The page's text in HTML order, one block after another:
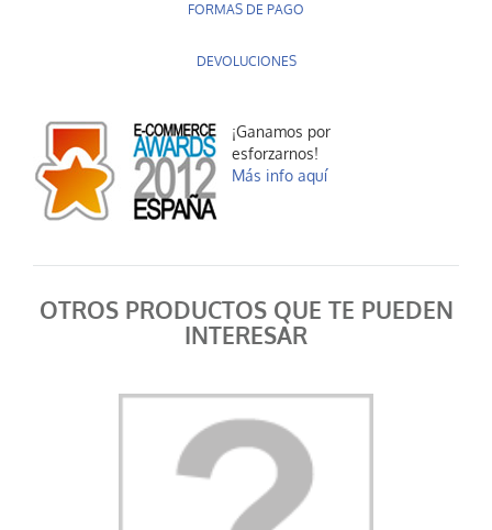
FORMAS DE PAGO
DEVOLUCIONES
¡Ganamos por
esforzarnos!
Más info aquí
OTROS PRODUCTOS QUE TE PUEDEN
INTERESAR